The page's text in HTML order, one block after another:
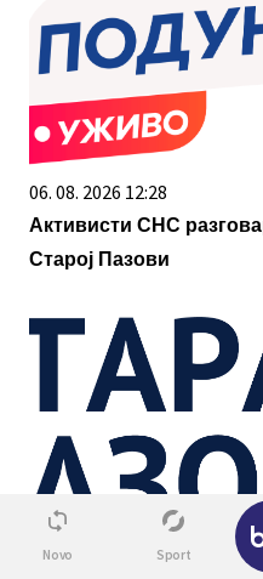
06. 08. 2026 12:28
Активисти СНС
Старој Пазови
06. 08. 2026 08:56
Novo Sport
✕